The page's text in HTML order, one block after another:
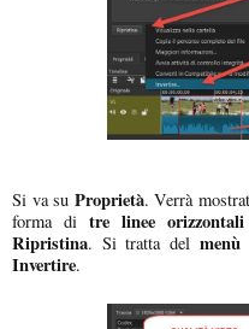
Si va su Proprietà. Verrà
forma di tre linee orizzontali
Ripristina. Si tratta del
Invertire.